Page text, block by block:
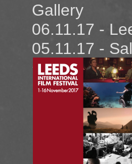
Gallery
06.11.17 -
05.11.17 -
evening
18.10.17 -
15.09.17 -
10.09.17 -
de l'Ile de la
séance JP
06.02.18 -
Dominicains